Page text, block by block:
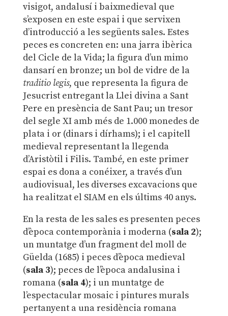
visigot, andalusí i baixmedieval que
s’exposen en este espai i que servixen
d’introducció a les següents sales. Estes
peces es concreten en: una jarra ibèrica
del Cicle de la Vida; la figura d’un mimo
dansarí en bronze; un bol de vidre de la
traditio legis, que representa la figura de
Jesucrist entregant la Llei divina a Sant
Pere en presència de Sant Pau; un tresor
del segle XI amb més de 1.000 monedes de
plata i or (dinars i dírhams); i el capitell
medieval representant la llegenda
d’Aristòtil i Filis. També, en este primer
espai es dona a conéixer, a través d’un
audiovisual, les diverses excavacions que
ha realitzat el SIAM en els últims 40 anys.
En la resta de les sales es presenten peces
d’època contemporània i moderna (sala 2);
un muntatge d’un fragment del moll de
Güelda (1685) i peces d’època medieval
(sala 3); peces de l’època andalusina i
romana (sala 4); i un muntatge de
l’espectacular mosaic i pintures murals
pertanyent a una residència romana